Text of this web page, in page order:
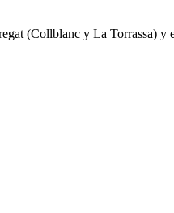
(Collblanc y La Torrassa) y